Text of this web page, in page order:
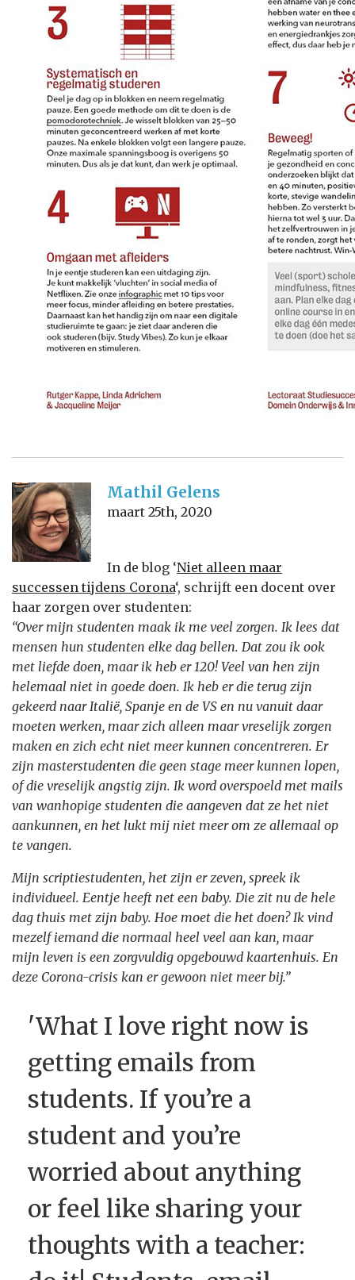
Mathil Gelens
maart 25th, 2020
In de blog ‘Niet alleen maar
successen tijdens Corona‘, schrijft een docent over
haar zorgen over studenten:
“Over mijn studenten maak ik me veel zorgen. Ik lees dat
mensen hun studenten elke dag bellen. Dat zou ik ook
met liefde doen, maar ik heb er 120! Veel van hen zijn
helemaal niet in goede doen. Ik heb er die terug zijn
gekeerd naar Italië, Spanje en de VS en nu vanuit daar
moeten werken, maar zich alleen maar vreselijk zorgen
maken en zich echt niet meer kunnen concentreren. Er
zijn masterstudenten die geen stage meer kunnen lopen,
of die vreselijk angstig zijn. Ik word overspoeld met mails
van wanhopige studenten die aangeven dat ze het niet
aankunnen, en het lukt mij niet meer om ze allemaal op
te vangen.
Mijn scriptiestudenten, het zijn er zeven, spreek ik
individueel. Eentje heeft net een baby. Die zit nu de hele
dag thuis met zijn baby. Hoe moet die het doen? Ik vind
mezelf iemand die normaal heel veel aan kan, maar
mijn leven is een zorgvuldig opgebouwd kaartenhuis. En
deze Corona-crisis kan er gewoon niet meer bij.”
'What I love right now is
getting emails from
students. If you’re a
student and you’re
worried about anything
or feel like sharing your
thoughts with a teacher: